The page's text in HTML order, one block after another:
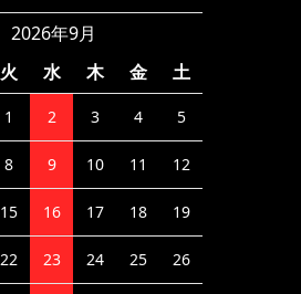
2026年9月
火 水 木 金 土
1 2 3 4 5
8 9 10 11 12
15 16 17 18 19
22 23 24 25 26